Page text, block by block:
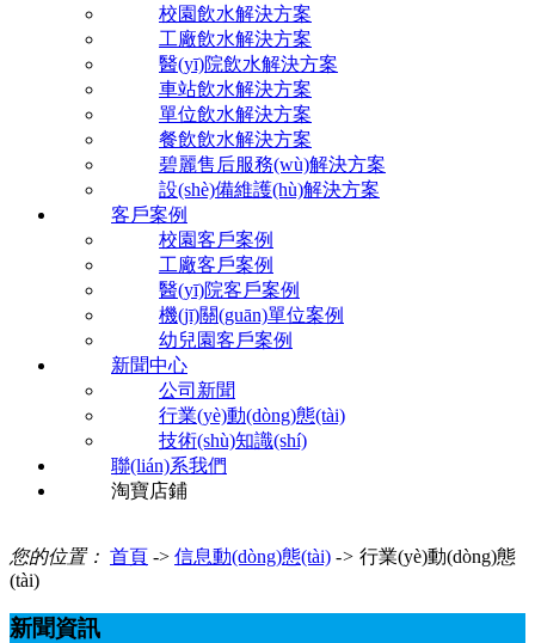
校園飲水解決方案
工廠飲水解決方案
醫(yī)院飲水解決方案
車站飲水解決方案
單位飲水解決方案
餐飲飲水解決方案
碧麗售后服務(wù)解決方案
設(shè)備維護(hù)解決方案
客戶案例
校園客戶案例
工廠客戶案例
醫(yī)院客戶案例
機(jī)關(guān)單位案例
幼兒園客戶案例
新聞中心
公司新聞
行業(yè)動(dòng)態(tài)
技術(shù)知識(shí)
聯(lián)系我們
淘寶店鋪
您的位置： 首頁 -> 信息動(dòng)態(tài) -> 行業(yè)動(dòng)態
(tài)
新聞資訊